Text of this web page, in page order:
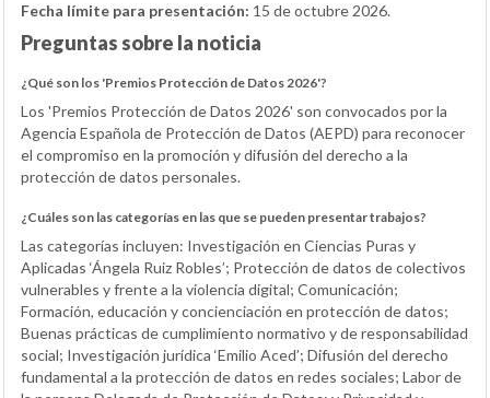
Fecha límite para presentación: 15 de octubre 2026.
Preguntas sobre la noticia
¿Qué son los 'Premios Protección de Datos 2026'?
Los 'Premios Protección de Datos 2026' son convocados por la
Agencia Española de Protección de Datos (AEPD) para reconocer
el compromiso en la promoción y difusión del derecho a la
protección de datos personales.
¿Cuáles son las categorías en las que se pueden presentar trabajos?
Las categorías incluyen: Investigación en Ciencias Puras y
Aplicadas ‘Ángela Ruiz Robles’; Protección de datos de colectivos
vulnerables y frente a la violencia digital; Comunicación;
Formación, educación y concienciación en protección de datos;
Buenas prácticas de cumplimiento normativo y de responsabilidad
social; Investigación jurídica ‘Emilio Aced’; Difusión del derecho
fundamental a la protección de datos en redes sociales; Labor de